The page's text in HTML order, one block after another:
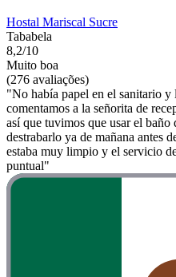
Hostal Mariscal Sucre
Tababela
8,2/10
Muito boa
(276 avaliações)
"No había papel en el sanitario y
comentamos a la señorita de
así que tuvimos que usar el
destrabarlo ya de mañana antes
estaba muy limpio y el servicio
puntual"